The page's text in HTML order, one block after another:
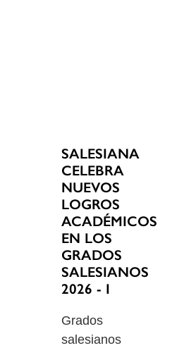
SALESIANA
CELEBRA
NUEVOS
LOGROS
ACADÉMICOS
EN LOS
GRADOS
SALESIANOS
2026 - I
Grados
salesianos